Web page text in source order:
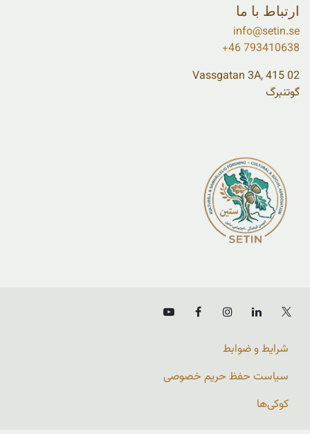
ارتباط با ما
info@setin.se
+46 793410638
Vassgatan 3A, 415 02
گوتنبرگ
شرایط و ضوابط
سیاست حفظ حریم خصوصی
کوکی‌ها